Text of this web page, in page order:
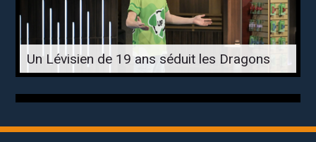
Un Lévisien de 19 ans séduit les Dragons